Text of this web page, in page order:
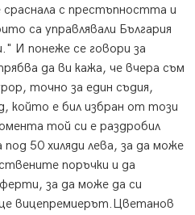
с престъпността и
са управлявали България
И понеже се говори за
да ви кажа, че вчера съм
точно за един съдия,
който е бил избран от този
той си е раздробил
50 хиляди лева, за да може
поръчки и да
за да може да си
вицепремиерът.Цветанов